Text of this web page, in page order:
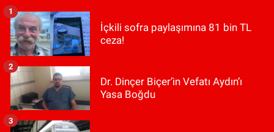
İçkili sofra paylaşımına 81 bin TL
ceza!
1
Dr. Dinçer Biçer’in Vefatı Aydın’ı
Yasa Boğdu
2
3